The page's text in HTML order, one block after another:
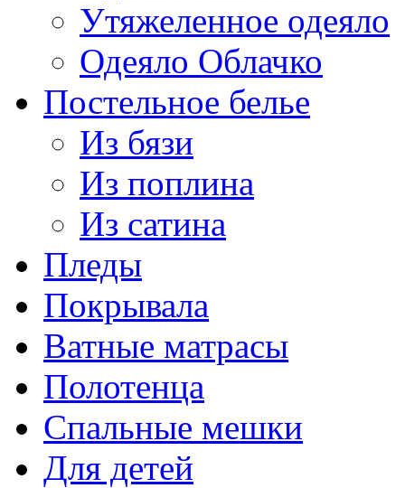
Утяжеленное одеяло
Одеяло Облачко
Постельное белье
Из бязи
Из поплина
Из сатина
Пледы
Покрывала
Ватные матрасы
Полотенца
Спальные мешки
Для детей